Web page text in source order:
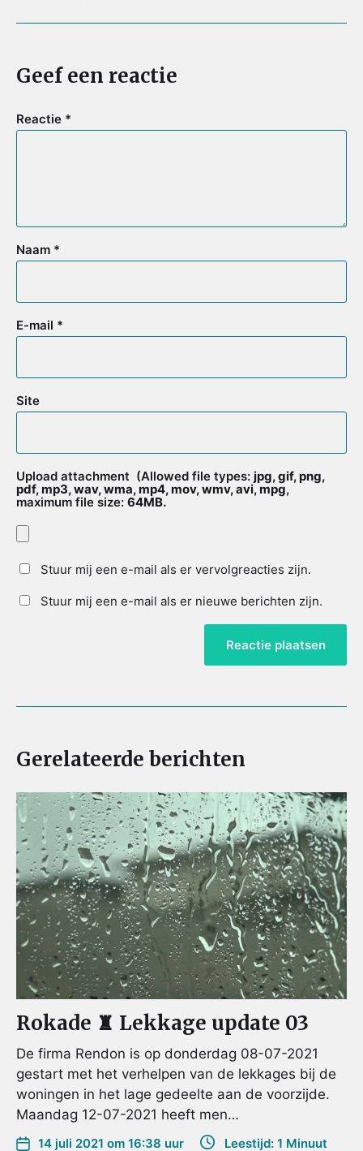
t
Geef een reactie
Reactie *
Naam *
E-mail *
Site
Upload attachment (Allowed file types: jpg, gif, png,
pdf, mp3, wav, wma, mp4, mov, wmv, avi, mpg,
maximum file size: 64MB.
Stuur mij een e-mail als er vervolgreacties zijn.
Stuur mij een e-mail als er nieuwe berichten zijn.
Gerelateerde berichten
Rokade ♜ Lekkage update 03
De firma Rendon is op donderdag 08-07-2021
gestart met het verhelpen van de lekkages bij de
woningen in het lage gedeelte aan de voorzijde.
Maandag 12-07-2021 heeft men…
14 juli 2021 om 16:38 uur Leestijd: 1 Minuut